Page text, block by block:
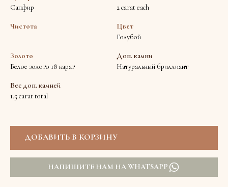
Сапфир
2 carat each
Чистота
Цвет
Голубой
Золото
Белое золото 18 карат
Доп. камни
Натуральный бриллиант
Вес доп. камней
1.5 carat total
НАПИШИТЕ НАМ НА WHATSAPP